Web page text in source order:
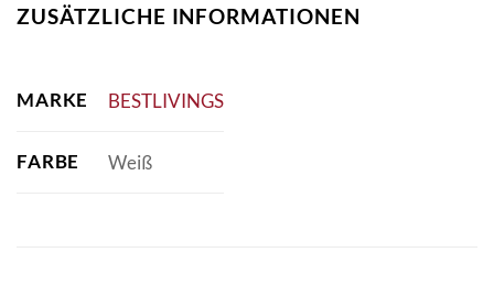
ZUSÄTZLICHE INFORMATIONEN
MARKE BESTLIVINGS
FARBE Weiß